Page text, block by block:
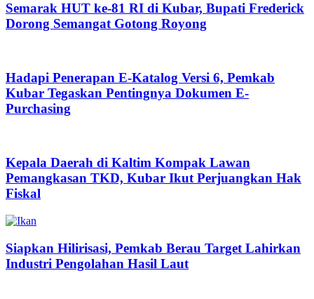
Semarak HUT ke-81 RI di Kubar, Bupati Frederick
Dorong Semangat Gotong Royong
Hadapi Penerapan E-Katalog Versi 6, Pemkab
Kubar Tegaskan Pentingnya Dokumen E-
Purchasing
Kepala Daerah di Kaltim Kompak Lawan
Pemangkasan TKD, Kubar Ikut Perjuangkan Hak
Fiskal
Siapkan Hilirisasi, Pemkab Berau Target Lahirkan
Industri Pengolahan Hasil Laut